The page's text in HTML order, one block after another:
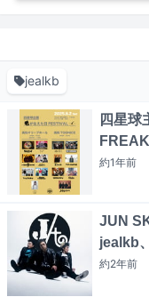
jealkb
四星球
約1年前
JUN
jealkb
約2年前